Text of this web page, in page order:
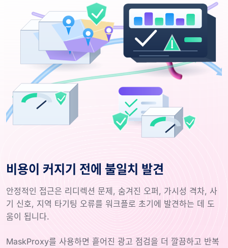
비용이 커지기 전에 불일치 발견
안정적인 접근은 리디렉션 문제, 숨겨진 오퍼, 가시성 격차, 사
기 신호, 지역 타기팅 오류를 워크플로 초기에 발견하는 데 도
움이 됩니다.
MaskProxy를 사용하면 흩어진 광고 점검을 더 깔끔하고 반복